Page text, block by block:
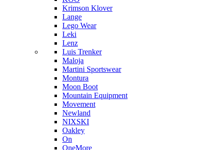
Krimson Klover
Lange
Lego Wear
Leki
Lenz
Luis Trenker
Maloja
Martini Sportswear
Montura
Moon Boot
Mountain Equipment
Movement
Newland
NIXSKI
Oakley
On
OneMore